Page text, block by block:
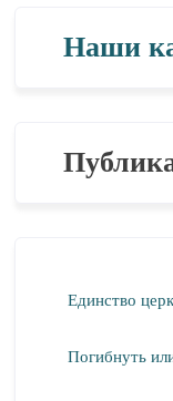
Наши
Единство
Погибнуть